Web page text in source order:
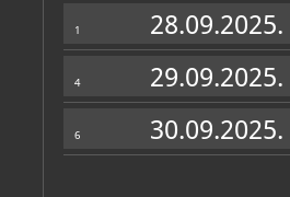
1 28.09.2025.
4 29.09.2025.
6 30.09.2025.